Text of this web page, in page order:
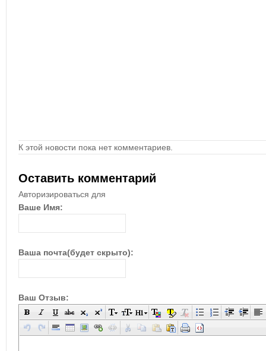
К этой новости пока нет комментариев.
Оставить комментарий
Авторизироваться для
Ваше Имя:
Ваша почта(будет скрыто):
Ваш Отзыв: